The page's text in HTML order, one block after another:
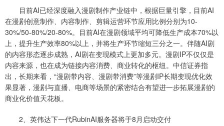
目前AI已经深度融入漫剧制作产业链中，根据巨量引擎，目前AI
在漫剧创意制作、内容制作、剪辑运营环节应用比例分别为10-
30%/50-80%/20-80%。目前AI在漫剧领域平均可降低生产成本70%以
上，提升生产效率80%以上，并将生产环节缩短三分之一。伴随AI剧
的内容形态逐步成熟，AI剧在变现模式上更加多元。漫剧IP不仅仅是
内容来源，也在成为链接内容消费、商业转化的枢纽。中信证券指
出，长期来看，“漫剧带内容、漫剧带消费”等漫剧IP长期变现优化效
果显著，漫剧与直播、电商等场景的紧密结合有望进一步拓展漫剧的
商业化价值天花板。
2、英伟达下一代RubinAI服务器将于8月启动交付